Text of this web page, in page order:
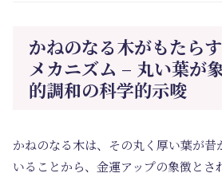
かねのなる木がもたら
メカニズム – 丸い葉が
的調和の科学的示唆
かねのなる木は、その丸く厚い葉が昔
いることから、金運アップの象徴とさ